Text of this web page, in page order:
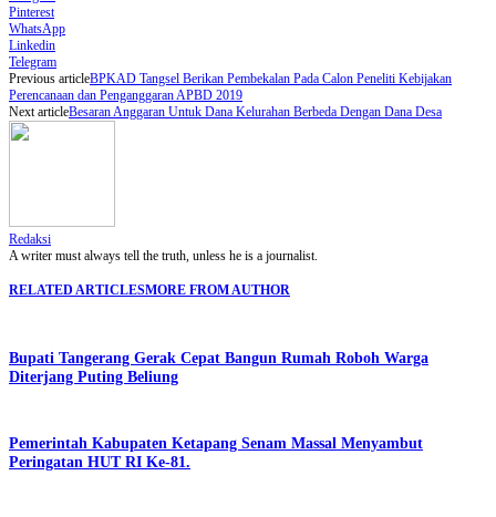
Pinterest
WhatsApp
Linkedin
Telegram
Previous articleBPKAD Tangsel Berikan Pembekalan Pada Calon Peneliti Kebijakan
Perencanaan dan Penganggaran APBD 2019
Next articleBesaran Anggaran Untuk Dana Kelurahan Berbeda Dengan Dana Desa
Redaksi
A writer must always tell the truth, unless he is a journalist.
RELATED ARTICLESMORE FROM AUTHOR
Bupati Tangerang Gerak Cepat Bangun Rumah Roboh Warga
Diterjang Puting Beliung
Pemerintah Kabupaten Ketapang Senam Massal Menyambut
Peringatan HUT RI Ke-81.